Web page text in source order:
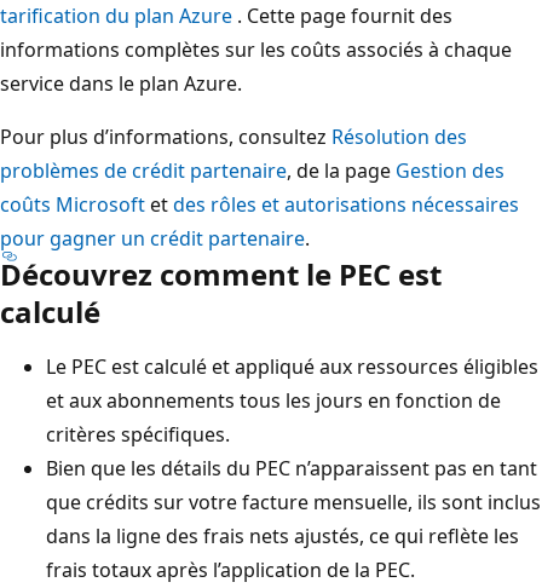
tarification du plan Azure . Cette page fournit des
informations complètes sur les coûts associés à chaque
service dans le plan Azure.
Pour plus d’informations, consultez Résolution des
problèmes de crédit partenaire, de la page Gestion des
coûts Microsoftetdes rôles et autorisations nécessaires
pour gagner un crédit partenaire.
Découvrez comment le PEC est
calculé
Le PEC est calculé et appliqué aux ressources éligibles
et aux abonnements tous les jours en fonction de
critères spécifiques.
Bien que les détails du PEC n’apparaissent pas en tant
que crédits sur votre facture mensuelle, ils sont inclus
dans la ligne des frais nets ajustés, ce qui reflète les
frais totaux après l’application de la PEC.